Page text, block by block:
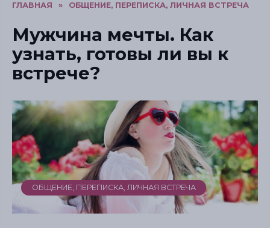
ГЛАВНАЯ » ОБЩЕНИЕ, ПЕРЕПИСКА, ЛИЧНАЯ ВСТРЕЧА
Мужчина мечты. Как
узнать, готовы ли вы к
встрече?
ОБЩЕНИЕ, ПЕРЕПИСКА, ЛИЧНАЯ ВСТРЕЧА